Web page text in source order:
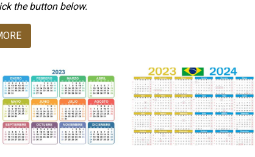
the button below.